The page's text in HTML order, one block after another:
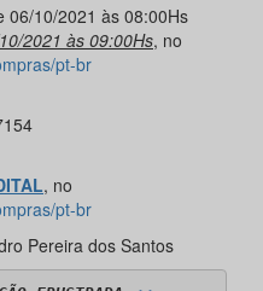
06/10/2021 às 08:00Hs
2021 às 09:00Hs, no
pt-br
, no
pt-br
Pereira dos Santos